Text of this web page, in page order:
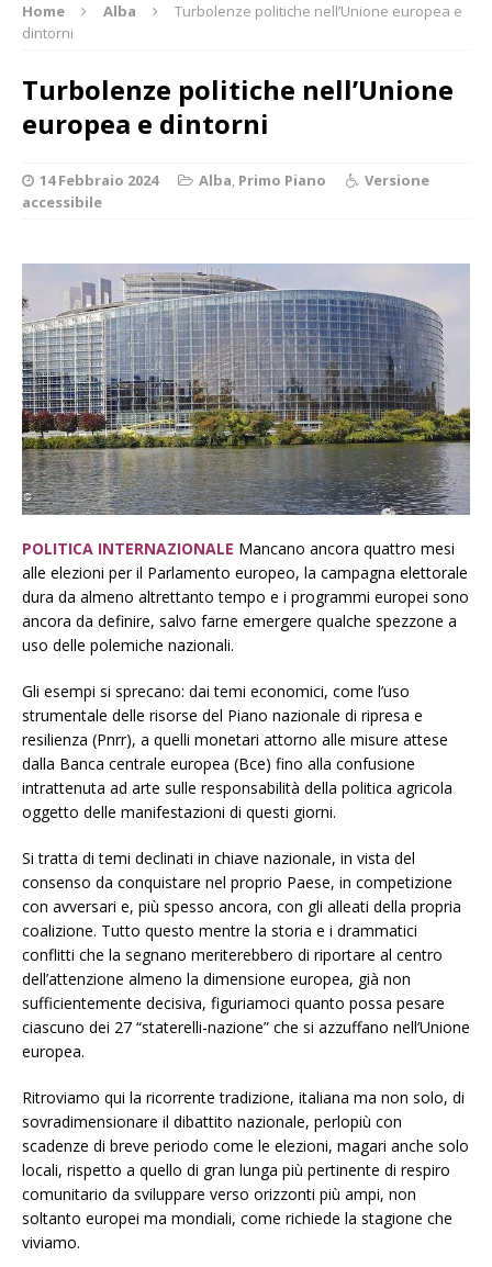
Home Alba
Turbolenze politiche nell’Unione europea e
dintorni
Turbolenze politiche nell’Unione
europea e dintorni
14 Febbraio 2024 Alba, Primo Piano
Versione
accessibile
POLITICA INTERNAZIONALE Mancano ancora quattro mesi
alle elezioni per il Parlamento europeo, la campagna elettorale
dura da almeno altrettanto tempo e i programmi europei sono
ancora da definire, salvo farne emergere qualche spezzone a
uso delle polemiche nazionali.
Gli esempi si sprecano: dai temi economici, come l’uso
strumentale delle risorse del Piano nazionale di ripresa e
resilienza (Pnrr), a quelli monetari attorno alle misure attese
dalla Banca centrale europea (Bce) fino alla confusione
intrattenuta ad arte sulle responsabilità della politica agricola
oggetto delle manifestazioni di questi giorni.
Si tratta di temi declinati in chiave nazionale, in vista del
consenso da conquistare nel proprio Paese, in competizione
con avversari e, più spesso ancora, con gli alleati della propria
coalizione. Tutto questo mentre la storia e i drammatici
conflitti che la segnano meriterebbero di riportare al centro
dell’attenzione almeno la dimensione europea, già non
sufficientemente decisiva, figuriamoci quanto possa pesare
ciascuno dei 27 “staterelli-nazione” che si azzuffano nell’Unione
europea.
Ritroviamo qui la ricorrente tradizione, italiana ma non solo, di
sovradimensionare il dibattito nazionale, perlopiù con
scadenze di breve periodo come le elezioni, magari anche solo
locali, rispetto a quello di gran lunga più pertinente di respiro
comunitario da sviluppare verso orizzonti più ampi, non
soltanto europei ma mondiali, come richiede la stagione che
viviamo.